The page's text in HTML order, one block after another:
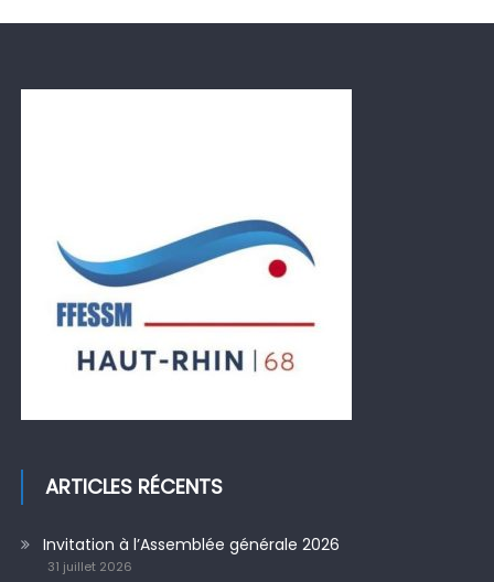
ARTICLES RÉCENTS
Invitation à l’Assemblée générale 2026
31 juillet 2026